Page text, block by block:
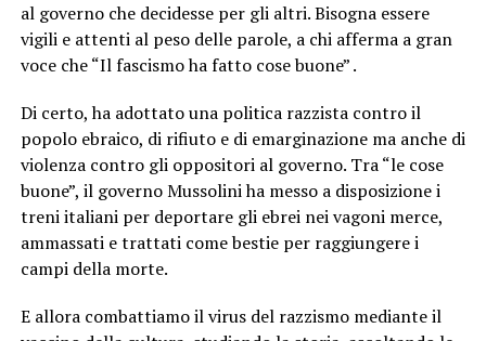
al governo che decidesse per gli altri. Bisogna essere
vigili e attenti al peso delle parole, a chi afferma a gran
voce che “Il fascismo ha fatto cose buone” .
Di certo, ha adottato una politica razzista contro il
popolo ebraico, di rifiuto e di emarginazione ma anche di
violenza contro gli oppositori al governo. Tra “le cose
buone”, il governo Mussolini ha messo a disposizione i
treni italiani per deportare gli ebrei nei vagoni merce,
ammassati e trattati come bestie per raggiungere i
campi della morte.
E allora combattiamo il virus del razzismo mediante il